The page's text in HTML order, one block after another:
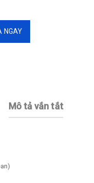
NGAY
Mô tả vắn tắt